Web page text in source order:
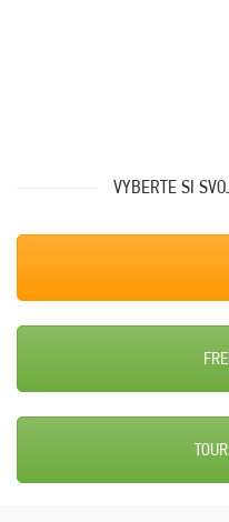
VYBERTE SI